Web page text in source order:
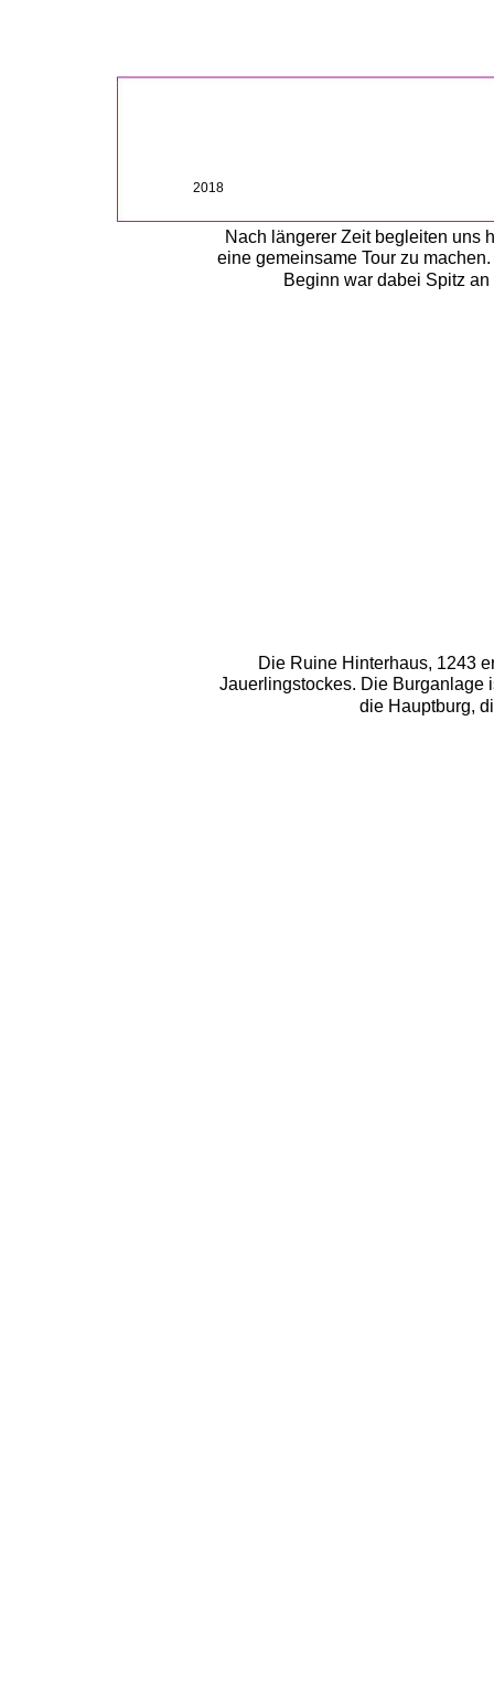
Nach längerer Zeit begleiten uns
eine gemeinsame Tour zu
Beginn war dabei Spitz
2018
Die Ruine Hinterhaus, 1243
Jauerlingstockes. Die Burganlage
die Hauptburg,